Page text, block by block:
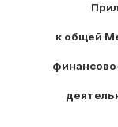
к общей